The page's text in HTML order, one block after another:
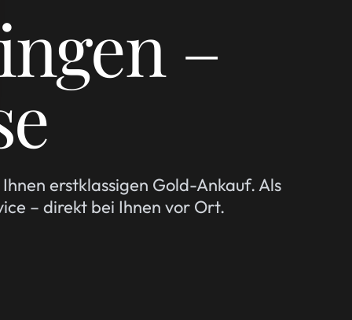
–
erstklassigen Gold-Ankauf. Als
– direkt bei Ihnen vor Ort.